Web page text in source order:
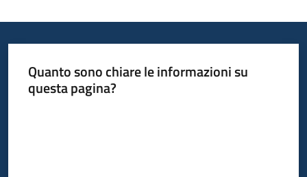
Quanto sono chiare le informazioni su
questa pagina?